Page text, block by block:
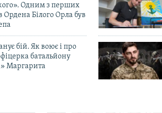
Одним з перших
Ордена Білого Орла був
бій. Як воює і про
батальйону
Маргарита